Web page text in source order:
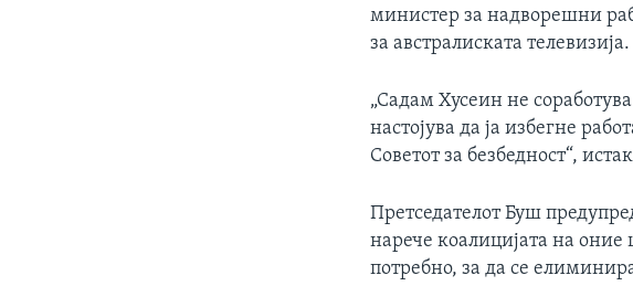
министер за надворешни
за австралиската телевизија.
„Садам Хусеин не
настојува да ја избегне
Советот за безбедност“,
Претседателот Буш
нарече коалицијата на
потребно, за да се